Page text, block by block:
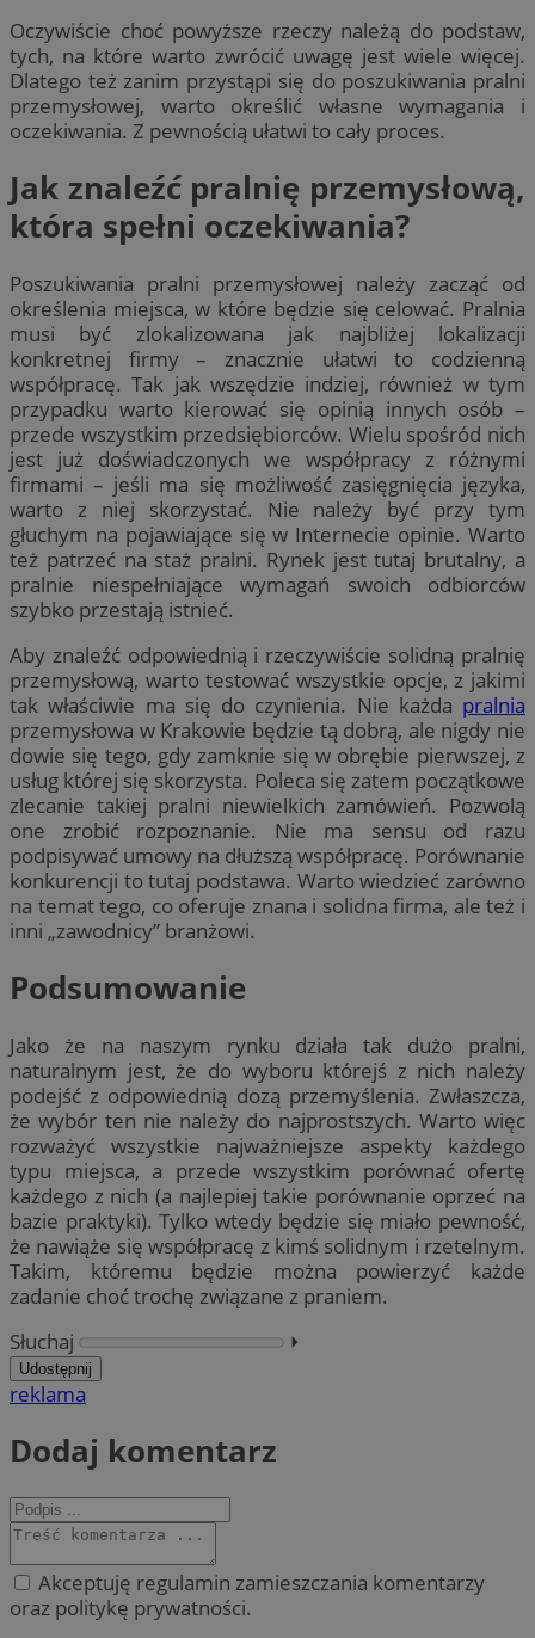
Oczywiście choć powyższe rzeczy należą do podstaw,
tych, na które warto zwrócić uwagę jest wiele więcej.
Dlatego też zanim przystąpi się do poszukiwania pralni
przemysłowej, warto określić własne wymagania i
oczekiwania. Z pewnością ułatwi to cały proces.
Jak znaleźć pralnię przemysłową,
która spełni oczekiwania?
Poszukiwania pralni przemysłowej należy zacząć od
określenia miejsca, w które będzie się celować. Pralnia
musi być zlokalizowana jak najbliżej lokalizacji
konkretnej firmy – znacznie ułatwi to codzienną
współpracę. Tak jak wszędzie indziej, również w tym
przypadku warto kierować się opinią innych osób –
przede wszystkim przedsiębiorców. Wielu spośród nich
jest już doświadczonych we współpracy z różnymi
firmami – jeśli ma się możliwość zasięgnięcia języka,
warto z niej skorzystać. Nie należy być przy tym
głuchym na pojawiające się w Internecie opinie. Warto
też patrzeć na staż pralni. Rynek jest tutaj brutalny, a
pralnie niespełniające wymagań swoich odbiorców
szybko przestają istnieć.
Aby znaleźć odpowiednią i rzeczywiście solidną pralnię
przemysłową, warto testować wszystkie opcje, z jakimi
tak właściwie ma się do czynienia. Nie każda pralnia
przemysłowa w Krakowie będzie tą dobrą, ale nigdy nie
dowie się tego, gdy zamknie się w obrębie pierwszej, z
usług której się skorzysta. Poleca się zatem początkowe
zlecanie takiej pralni niewielkich zamówień. Pozwolą
one zrobić rozpoznanie. Nie ma sensu od razu
podpisywać umowy na dłuższą współpracę. Porównanie
konkurencji to tutaj podstawa. Warto wiedzieć zarówno
na temat tego, co oferuje znana i solidna firma, ale też i
inni „zawodnicy” branżowi.
Podsumowanie
Jako że na naszym rynku działa tak dużo pralni,
naturalnym jest, że do wyboru którejś z nich należy
podejść z odpowiednią dozą przemyślenia. Zwłaszcza,
że wybór ten nie należy do najprostszych. Warto więc
rozważyć wszystkie najważniejsze aspekty każdego
typu miejsca, a przede wszystkim porównać ofertę
każdego z nich (a najlepiej takie porównanie oprzeć na
bazie praktyki). Tylko wtedy będzie się miało pewność,
że nawiąże się współpracę z kimś solidnym i rzetelnym.
Takim, któremu będzie można powierzyć każde
zadanie choć trochę związane z praniem.
Słuchaj
⏵︎
Udostępnij
reklama
Dodaj komentarz
Akceptuję regulamin zamieszczania komentarzy
oraz politykę prywatności.